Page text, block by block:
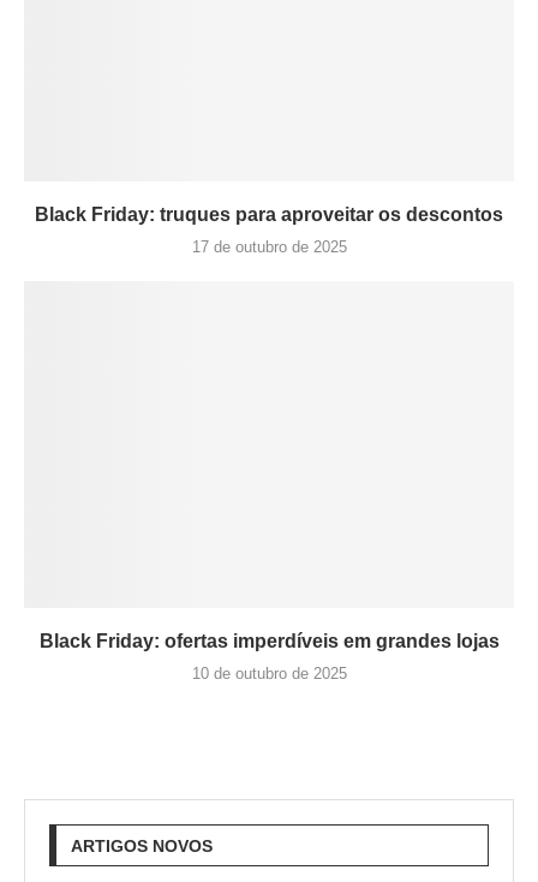
Black Friday: truques para aproveitar os descontos
17 de outubro de 2025
Black Friday: ofertas imperdíveis em grandes lojas
10 de outubro de 2025
ARTIGOS NOVOS